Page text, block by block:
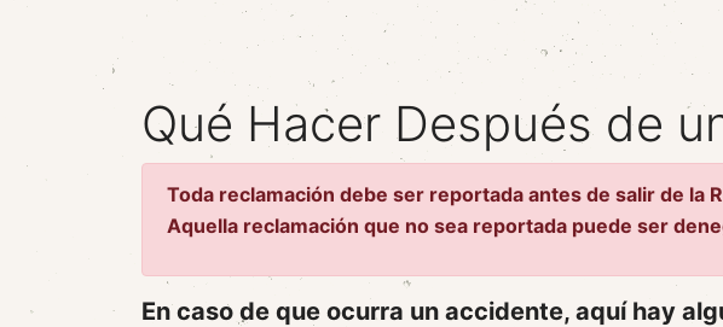
Qué Hacer Después de
Toda reclamación debe ser reportada antes de salir de la
Aquella reclamación que no sea reportada puede ser
En caso de que ocurra un accidente, aquí hay